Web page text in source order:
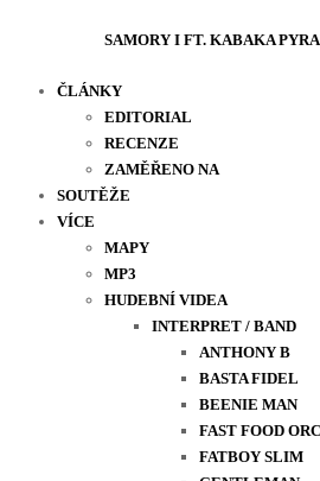
SAMORY I FT. KABAKA
ČLÁNKY
EDITORIAL
RECENZE
ZAMĚŘENO NA
SOUTĚŽE
VÍCE
MAPY
MP3
HUDEBNÍ VIDEA
INTERPRET / BAND
ANTHONY B
BASTA FIDEL
BEENIE MAN
FAST FOOD
FATBOY SLIM